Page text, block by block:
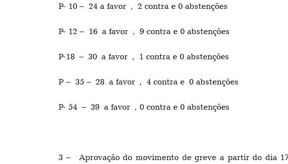
P- 10 – 24 a favor , 2 contra e 0 abstenções
P- 12 – 16 a favor , 9 contra e 0 abstenções
P-18 – 30 a favor , 1 contra e 0 abstenções
P – 35 – 28 a favor , 4 contra e 0 abstenções
P- 54 – 39 a favor , 0 contra e 0 abstenções
3 – Aprovação do movimento de greve a partir do dia